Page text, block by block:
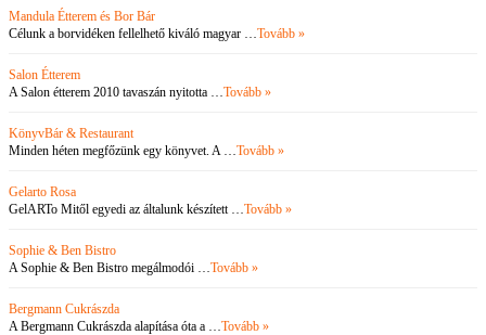
Mandula Étterem és Bor Bár
Célunk a borvidéken fellelhető kiváló magyar …Tovább »
Salon Étterem
A Salon étterem 2010 tavaszán nyitotta …Tovább »
KönyvBár & Restaurant
Minden héten megfőzünk egy könyvet. A …Tovább »
Gelarto Rosa
GelARTo Mitől egyedi az általunk készített …Tovább »
Sophie & Ben Bistro
A Sophie & Ben Bistro megálmodói …Tovább »
Bergmann Cukrászda
A Bergmann Cukrászda alapítása óta a …Tovább »